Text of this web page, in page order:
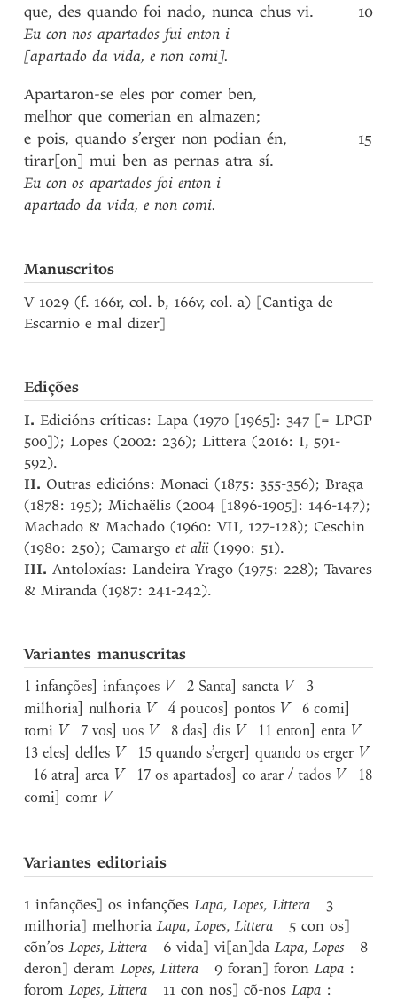
que, des quando foi nado, nunca chus vi.
Eu con nos apartados fui enton i
[apartado da vida, e non comi].
Apartaron-se eles por comer ben,
melhor que comerian en almazen;
e pois, quando s’erger non podian én,
tirar[on] mui ben as pernas atra sí.
Eu con os apartados foi enton i
apartado da vida, e non comi.
10
15
Manuscritos
V 1029 (f. 166r, col. b, 166v, col. a) [Cantiga de
Escarnio e mal dizer]
Edições
I. Edicións críticas: Lapa (1970 [1965]: 347 [= LPGP
500]); Lopes (2002: 236); Littera (2016: I, 591-
592).
II. Outras edicións: Monaci (1875: 355-356); Braga
(1878: 195); Michaëlis (2004 [1896-1905]: 146-147);
Machado & Machado (1960: VII, 127-128); Ceschin
(1980: 250); Camargoet alii(1990: 51).
III. Antoloxías: Landeira Yrago (1975: 228); Tavares
& Miranda (1987: 241-242).
Variantes manuscritas
1 infanções] infançoes V 2 Santa] sancta V 3
milhoria] nulhoria V 4 poucos] pontos V 6 comi]
tomi V 7 vos] uos V 8 das] dis V 11 enton] enta V
13 eles] delles V 15 quando s’erger] quando os erger V
16 atra] arca V 17 os apartados] co arar / tados V 18
comi] comr V
Variantes editoriais
1 infanções] os infançõesLapa,Lopes,Littera 3
milhoria] melhoriaLapa,Lopes,Littera 5 con os]
cõn’osLopes,Littera 6 vida] vi[an]daLapa,Lopes 8
deron] deramLopes,Littera 9 foran] foronLapa :
foromLopes,Littera 11 con nos] cõ-nosLapa :